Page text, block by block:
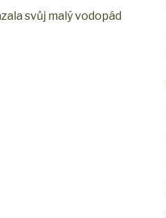
svůj malý vodopád